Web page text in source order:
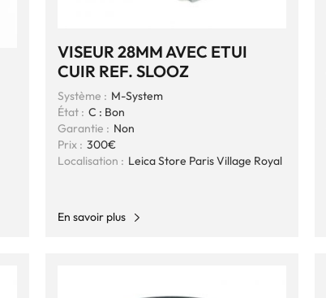
VISEUR 28MM AVEC ETUI
CUIR REF. SLOOZ
Système : M-System
État : C : Bon
Garantie : Non
Prix : 300€
Localisation : Leica Store Paris Village Royal
En savoir plus